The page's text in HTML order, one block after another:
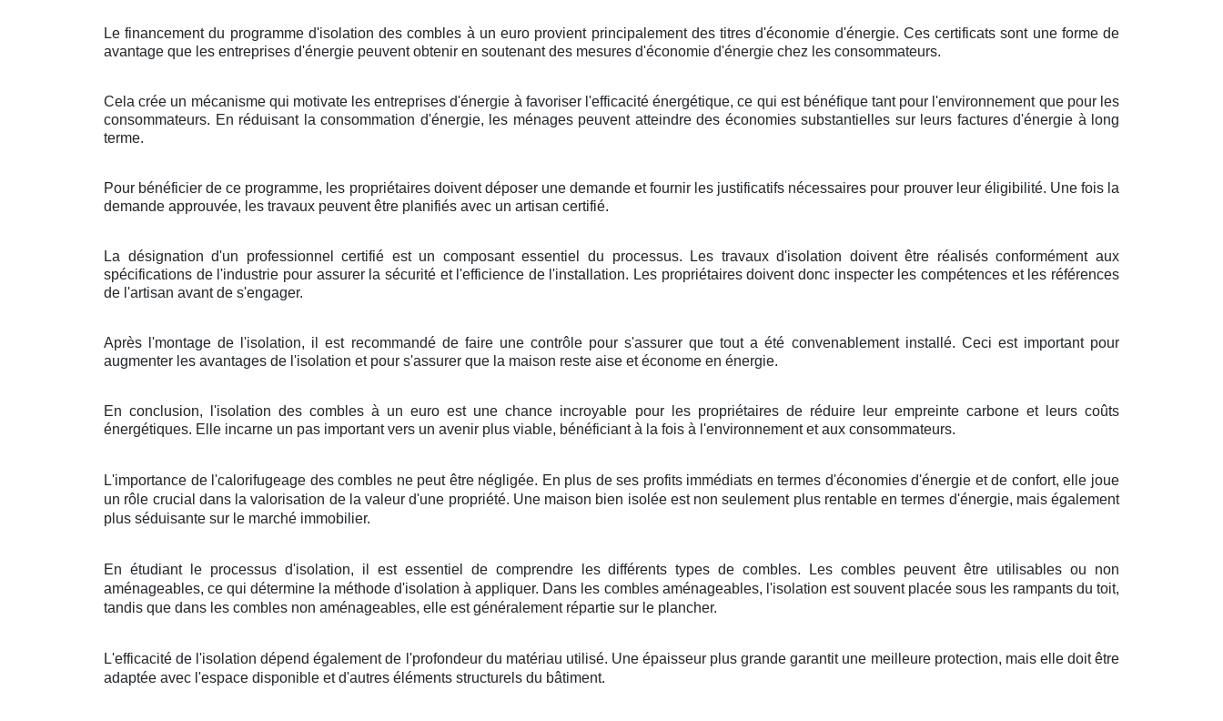
Le financement du programme d'isolation des combles à un euro provient principalement des titres d'économie d'énergie. Ces certificats sont une forme de
avantage que les entreprises d'énergie peuvent obtenir en soutenant des mesures d'économie d'énergie chez les consommateurs.
Cela crée un mécanisme qui motivate les entreprises d'énergie à favoriser l'efficacité énergétique, ce qui est bénéfique tant pour l'environnement que pour les
consommateurs. En réduisant la consommation d'énergie, les ménages peuvent atteindre des économies substantielles sur leurs factures d'énergie à long
terme.
Pour bénéficier de ce programme, les propriétaires doivent déposer une demande et fournir les justificatifs nécessaires pour prouver leur éligibilité. Une fois la
demande approuvée, les travaux peuvent être planifiés avec un artisan certifié.
La désignation d'un professionnel certifié est un composant essentiel du processus. Les travaux d'isolation doivent être réalisés conformément aux
spécifications de l'industrie pour assurer la sécurité et l'efficience de l'installation. Les propriétaires doivent donc inspecter les compétences et les références
de l'artisan avant de s'engager.
Après l'montage de l'isolation, il est recommandé de faire une contrôle pour s'assurer que tout a été convenablement installé. Ceci est important pour
augmenter les avantages de l'isolation et pour s'assurer que la maison reste aise et économe en énergie.
En conclusion, l'isolation des combles à un euro est une chance incroyable pour les propriétaires de réduire leur empreinte carbone et leurs coûts
énergétiques. Elle incarne un pas important vers un avenir plus viable, bénéficiant à la fois à l'environnement et aux consommateurs.
L'importance de l'calorifugeage des combles ne peut être négligée. En plus de ses profits immédiats en termes d'économies d'énergie et de confort, elle joue
un rôle crucial dans la valorisation de la valeur d'une propriété. Une maison bien isolée est non seulement plus rentable en termes d'énergie, mais également
plus séduisante sur le marché immobilier.
En étudiant le processus d'isolation, il est essentiel de comprendre les différents types de combles. Les combles peuvent être utilisables ou non
aménageables, ce qui détermine la méthode d'isolation à appliquer. Dans les combles aménageables, l'isolation est souvent placée sous les rampants du toit,
tandis que dans les combles non aménageables, elle est généralement répartie sur le plancher.
L'efficacité de l'isolation dépend également de l'profondeur du matériau utilisé. Une épaisseur plus grande garantit une meilleure protection, mais elle doit être
adaptée avec l'espace disponible et d'autres éléments structurels du bâtiment.